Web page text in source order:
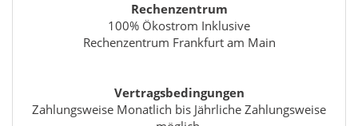
Rechenzentrum
100% Ökostrom Inklusive
Rechenzentrum Frankfurt am Main
Vertragsbedingungen
Zahlungsweise Monatlich bis Jährliche Zahlungsweise